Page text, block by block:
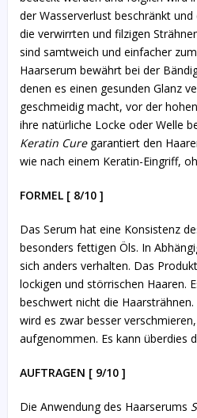
der Wasserverlust beschränkt
die verwirrten und filzigen
sind samtweich und einfacher
Haarserum bewährt bei der
denen es einen gesunden Glanz
geschmeidig macht, vor der
ihre natürliche Locke oder Welle
Keratin Curegarantiert den
wie nach einem Keratin-Eingriff,
FORMEL [ 8/10 ]
Das Serum hat eine Konsistenz
besonders fettigen Öls. In
sich anders verhalten. Das
lockigen und störrischen Haaren.
beschwert nicht die
wird es zwar besser
aufgenommen. Es kann überdies
AUFTRAGEN [ 9/10 ]
Die Anwendung des Haarserums